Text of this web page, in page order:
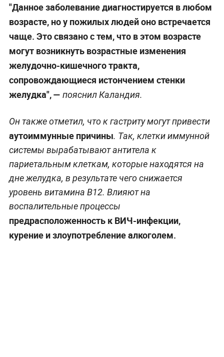
"Данное заболевание диагностируется в любом
возрасте, но у пожилых людей оно встречается
чаще. Это связано с тем, что в этом возрасте
могут возникнуть возрастные изменения
желудочно-кишечного тракта,
сопровождающиеся истончением стенки
желудка", — пояснил Каландия.
Он также отметил, что к гастриту могут привести
аутоиммунные причины. Так, клетки иммунной
системы вырабатывают антитела к
париетальным клеткам, которые находятся на
дне желудка, в результате чего снижается
уровень витамина B12. Влияют на
воспалительные процессы
предрасположенность к ВИЧ-инфекции,
курение и злоупотребление алкоголем.